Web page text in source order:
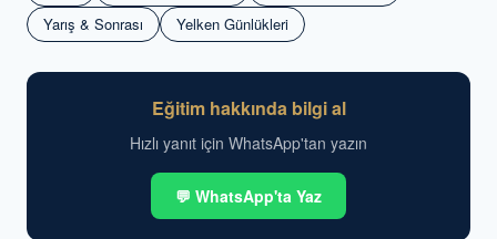
Yarış & Sonrası
Yelken Günlükleri
Eğitim hakkında bilgi al
Hızlı yanıt için WhatsApp'tan yazın
💬 WhatsApp'ta Yaz